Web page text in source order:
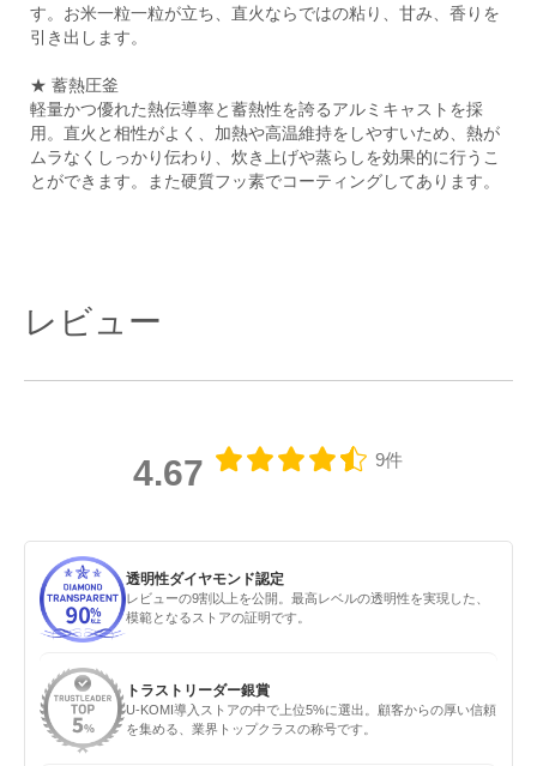
す。お米一粒一粒が立ち、直火ならではの粘り、甘み、香りを
引き出します。
★ 蓄熱圧釜
軽量かつ優れた熱伝導率と蓄熱性を誇るアルミキャストを採
用。直火と相性がよく、加熱や高温維持をしやすいため、熱が
ムラなくしっかり伝わり、炊き上げや蒸らしを効果的に行うこ
とができます。また硬質フッ素でコーティングしてあります。
レビュー
4.67 9件
透明性ダイヤモンド認定
レビューの9割以上を公開。最高レベルの透明性を実現した、
模範となるストアの証明です。
トラストリーダー銀賞
U-KOMI導入ストアの中で上位5%に選出。顧客からの厚い信頼
を集める、業界トップクラスの称号です。